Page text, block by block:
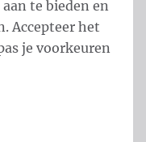
cm
te bieden en
Accepteer het
je voorkeuren